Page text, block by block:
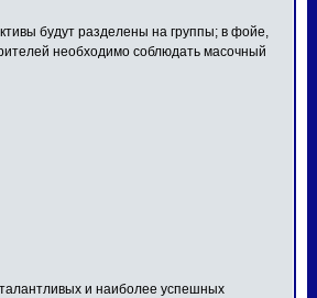
будут разделены на группы; в фойе,
необходимо соблюдать масочный
талантливых и наиболее успешных